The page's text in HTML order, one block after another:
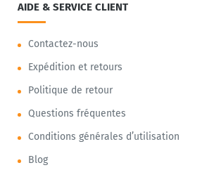
AIDE & SERVICE CLIENT
Contactez-nous
Expédition et retours
Politique de retour
Questions fréquentes
Conditions générales d’utilisation
Blog